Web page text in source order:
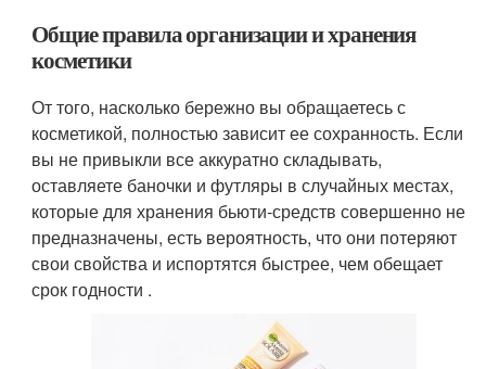
Общие правила организации и хранения
косметики
От того, насколько бережно вы обращаетесь с
косметикой, полностью зависит ее сохранность. Если
вы не привыкли все аккуратно складывать,
оставляете баночки и футляры в случайных местах,
которые для хранения бьюти-средств совершенно не
предназначены, есть вероятность, что они потеряют
свои свойства и испортятся быстрее, чем обещает
срок годности .